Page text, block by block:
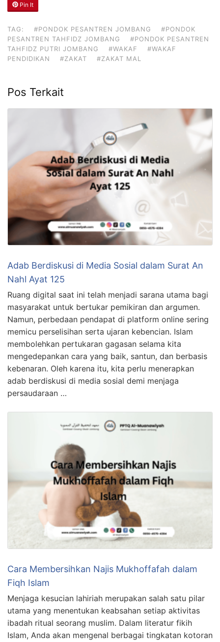
Pin It
TAG: #PONDOK PESANTREN JOMBANG
#PONDOK
PESANTREN TAHFIDZ JOMBANG
#PONDOK PESANTREN
TAHFIDZ PUTRI JOMBANG
#WAKAF
#WAKAF
PENDIDIKAN
#ZAKAT #ZAKAT MAL
Pos Terkait
Adab Berdiskusi di Media Sosial dalam Surat An
Nahl Ayat 125
Ruang digital saat ini telah menjadi sarana utama bagi
masyarakat untuk bertukar pemikiran dan argumen.
Namun, perbedaan pendapat di platform online sering
memicu perselisihan serta ujaran kebencian. Islam
membolehkan pertukaran gagasan selama kita
mengedepankan cara yang baik, santun, dan berbasis
kebenaran. Oleh karena itu, kita perlu menerapkan
adab berdiskusi di media sosial demi menjaga
persaudaraan …
Cara Membersihkan Najis Mukhoffafah dalam
Fiqh Islam
Menjaga kesucian lahiriah merupakan salah satu pilar
utama yang menentukan keabsahan setiap aktivitas
ibadah ritual seorang muslim. Dalam literatur fikih
Islam, Anda akan mengenal berbagai tingkatan kotoran